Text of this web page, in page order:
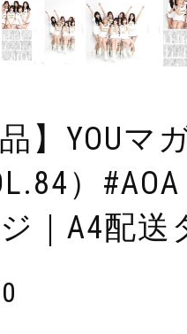
品】YOUマ
）
｜A4配送